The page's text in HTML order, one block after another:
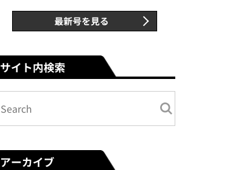
最新号を見る
サイト内検索
アーカイブ